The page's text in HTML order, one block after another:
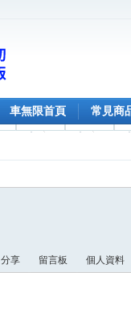
車無限首頁 常見商
分享 留言板 個人資料